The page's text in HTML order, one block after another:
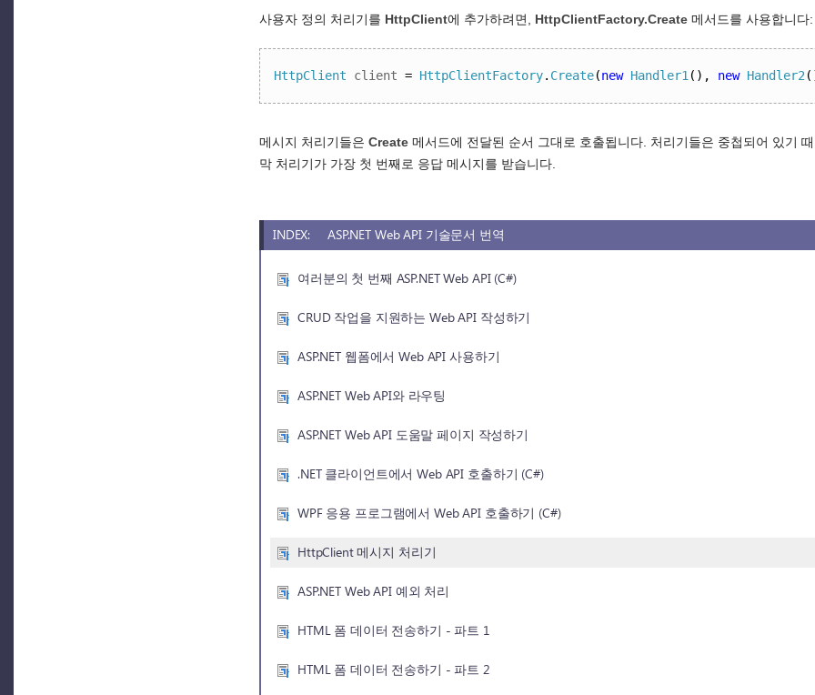
사용자 정의 처리기를 HttpClient에 추가하려면, HttpClientFactory.Create 메서드를 사용합니다:
HttpClient client = HttpClientFactory. Create(new Handler1 (), new Handler2
메시지 처리기들은 Create 메서드에 전달된 순서 그대로 호출됩니다. 처리기들은 중첩되어 있기
막 처리기가 가장 첫 번째로 응답 메시지를 받습니다.
INDEX: ASP.NET Web API 기술문서 번역
여러분의 첫 번째 ASP.NET Web API (C#)
CRUD 작업을 지원하는 Web API 작성하기
ASP.NET 웹폼에서 Web API 사용하기
ASP.NET Web API와 라우팅
ASP.NET Web API 도움말 페이지 작성하기
.NET 클라이언트에서 Web API 호출하기 (C#)
WPF 응용 프로그램에서 Web API 호출하기 (C#)
HttpClient 메시지 처리기
ASP.NET Web API 예외 처리
HTML 폼 데이터 전송하기 - 파트 1
HTML 폼 데이터 전송하기 - 파트 2